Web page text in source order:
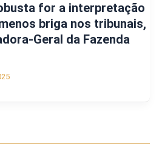
for a interpretação
briga nos tribunais,
Geral da Fazenda